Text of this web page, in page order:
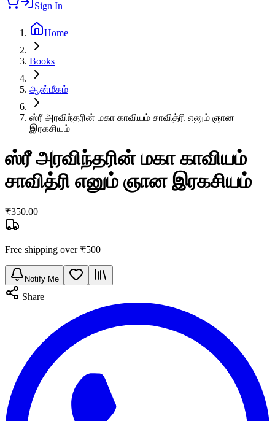
Sign In
Home
Books
ஆன்மீகம்
ஸ்ரீ அரவிந்தரின் மகா காவியம் சாவித்ரி எனும் ஞான
இரகசியம்
ஸ்ரீ அரவிந்தரின் மகா காவியம்
சாவித்ரி எனும் ஞான இரகசியம்
₹350.00
Free shipping over ₹500
Notify Me
Share